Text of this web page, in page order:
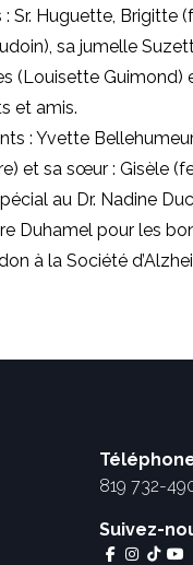
Huguette, Brigitte
sa jumelle
(Louisette Guimond)
et amis.
: Yvette
et sa sœur : Gisèle
au Dr. Nadine
Duhamel pour les
à la Société
819 732-
Suivez-